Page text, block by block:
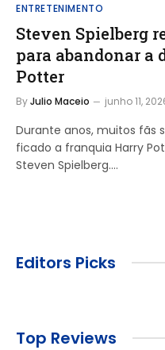
ENTRETENIMENTO
Steven Spielberg
para abandonar a
Potter
ByJulio Maceio junho 11,
Durante anos, muitos fãs
ficado a franquia Harry
Steven Spielberg.…
Editors Picks
Top Reviews